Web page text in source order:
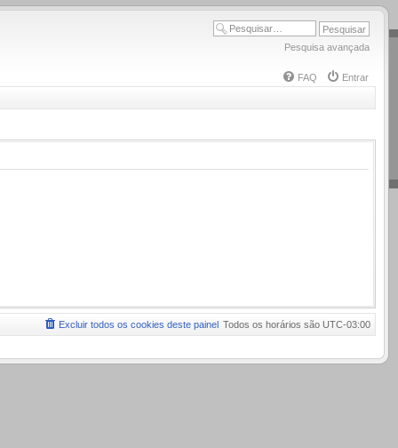
Pesquisa avançada
FAQ
Entrar
Todos os horários são UTC-03:00
Excluir todos os cookies deste painel